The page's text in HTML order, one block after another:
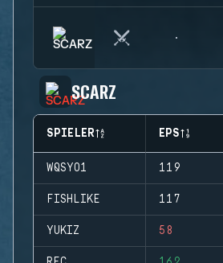
SCARZ
SPIELER EPS
WQSYO1 119
FISHLIKE 117
YUKIZ 58